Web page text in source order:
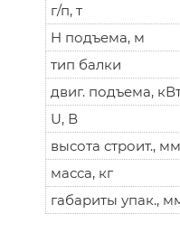
г/п, т
H подъема, м
тип балки
двиг. подъема,
U, В
высота строит., мм
масса, кг
габариты упак.,